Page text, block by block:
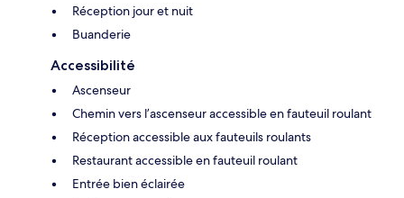
Réception jour et nuit
Buanderie
Accessibilité
Ascenseur
Chemin vers l’ascenseur accessible en fauteuil roulant
Réception accessible aux fauteuils roulants
Restaurant accessible en fauteuil roulant
Entrée bien éclairée